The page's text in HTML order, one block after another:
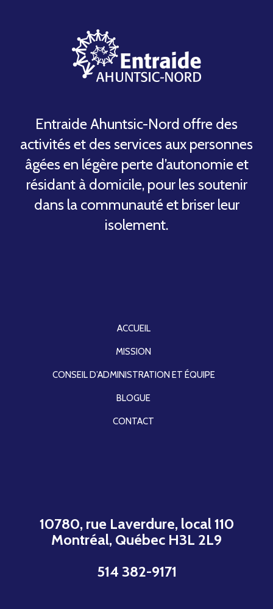
Entraide Ahuntsic-Nord offre des
activités et des services aux personnes
âgées en légère perte d’autonomie et
résidant à domicile, pour les soutenir
dans la communauté et briser leur
isolement.
ACCUEIL
MISSION
CONSEIL D’ADMINISTRATION ET ÉQUIPE
BLOGUE
CONTACT
10780, rue Laverdure, local 110
Montréal, Québec H3L 2L9
514 382-9171